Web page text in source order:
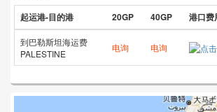
起运港-目的港 20GP 40GP 港口费
到巴勒斯坦海运费
PALESTINE
电询 电询